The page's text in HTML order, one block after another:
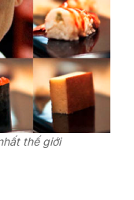
thế giới